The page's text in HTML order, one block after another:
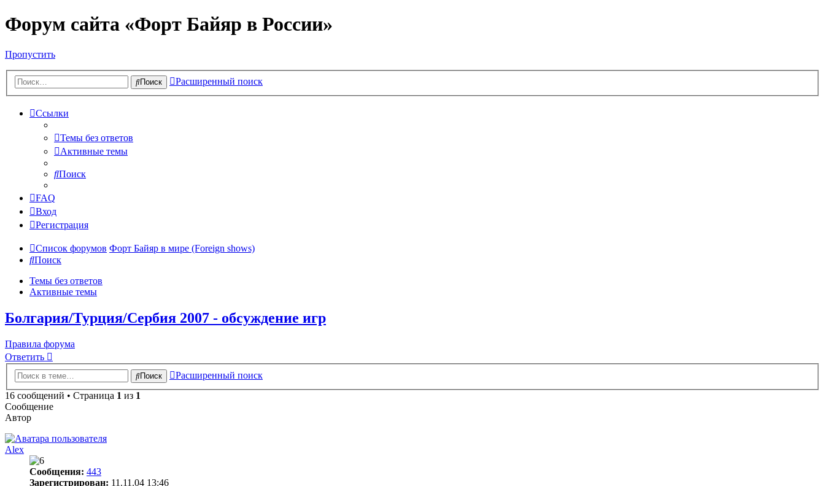
Форум сайта «Форт Байяр в России»
Пропустить
Поиск Расширенный поиск
Ссылки
Темы без ответов
Активные темы
Поиск
FAQ
Вход
Регистрация
Список форумов Форт Байяр в мире (Foreign shows)
Поиск
Темы без ответов
Активные темы
Болгария/Турция/Сербия 2007 - обсуждение игр
Правила форума
Ответить
Поиск
Расширенный поиск
16 сообщений • Страница 1 из 1
Сообщение
Автор
Alex
Сообщения: 443
Зарегистрирован: 11.11.04 13:46